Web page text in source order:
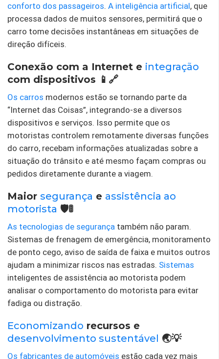
conforto dos passageiros. A inteligência artificial, que
processa dados de muitos sensores, permitirá que o
carro tome decisões instantâneas em situações de
direção difíceis.
Conexão com a Internet e integração
com dispositivos 📱🔗
Os carros modernos estão se tornando parte da
“Internet das Coisas”, integrando-se a diversos
dispositivos e serviços. Isso permite que os
motoristas controlem remotamente diversas funções
do carro, recebam informações atualizadas sobre a
situação do trânsito e até mesmo façam compras ou
pedidos diretamente durante a viagem.
Maior segurança e assistência ao
motorista 🛡️🚦
As tecnologias de segurança também não param.
Sistemas de frenagem de emergência, monitoramento
de ponto cego, aviso de saída de faixa e muitos outros
ajudam a minimizar riscos nas estradas. Sistemas
inteligentes de assistência ao motorista podem
analisar o comportamento do motorista para evitar
fadiga ou distração.
Economizando recursos e
desenvolvimento sustentável 🌏💡
Os fabricantes de automóveis estão cada vez mais